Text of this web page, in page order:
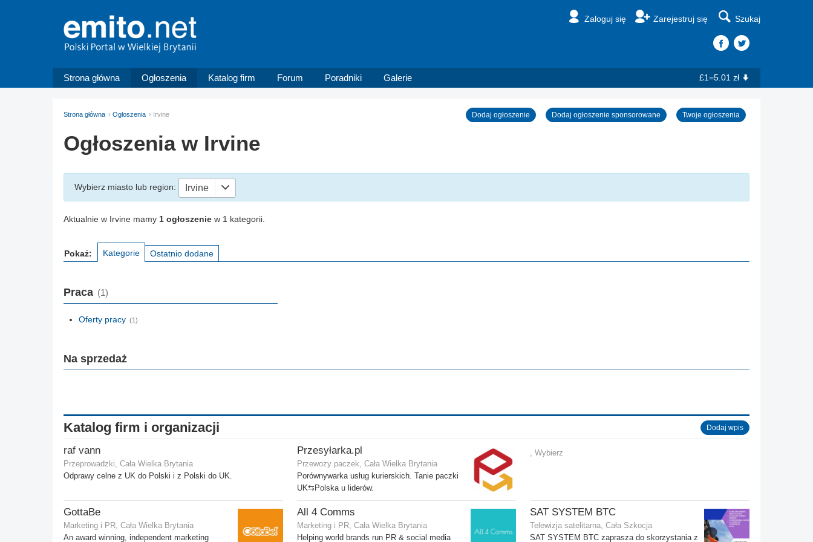
Zaloguj się Zarejestruj się Szukaj
Strona główna Ogłoszenia Katalog firm Forum Poradniki Galerie £1=5.01 zł
Strona główna Ogłoszenia Irvine Dodaj ogłoszenie Dodaj ogłoszenie sponsorowane Twoje ogłoszenia
Ogłoszenia w Irvine
Wybierz miasto lub region: Irvine
Aktualnie w Irvine mamy 1 ogłoszenie w 1 kategorii.
Pokaż: Kategorie Ostatnio dodane
Praca (1)
Oferty pracy (1)
Na sprzedaż
Katalog firm i organizacji Dodaj wpis
raf vann
Przeprowadzki, Cała Wielka Brytania
Odprawy celne z UK do Polski i z Polski do UK.
Przesyłarka.pl
Przewozy paczek, Cała Wielka Brytania
Porównywarka usług kurierskich. Tanie paczki
UK⇆Polska u liderów.
, Wybierz
GottaBe
Marketing i PR, Cała Wielka Brytania
An award winning, independent marketing
All 4 Comms
Marketing i PR, Cała Wielka Brytania
Helping world brands run PR & social media
SAT SYSTEM BTC
Telewizja satelitarna, Cała Szkocja
SAT SYSTEM BTC zaprasza do skorzystania z